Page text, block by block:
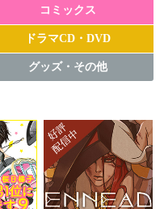
コミックス
ドラマCD・DVD
グッズ・その他